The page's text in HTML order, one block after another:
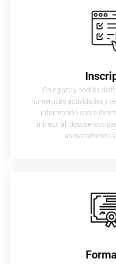
Colégiate y podrás
numerosas actividades y
información sobre
trimestral, descuentos
asesoramiento